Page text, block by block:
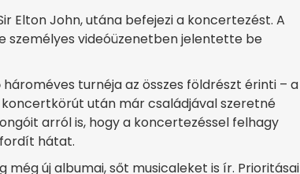
Elton John, utána befejezi a koncertezést. A
személyes videóüzenetben jelentette be
turnéja az összes földrészt érinti – a
után már családjával szeretné
arról is, hogy a koncertezéssel felhagy
hátat.
új albumai, sőt musicaleket is ír. Prioritásai